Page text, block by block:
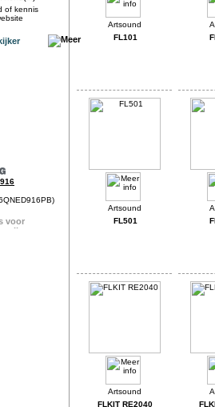
of kennis
FL101
FL501
FLKIT RE2040